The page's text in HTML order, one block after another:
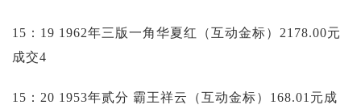
15：19 1962年三版一角华夏红（互动金标）2178.00元
成交4
15：20 1953年贰分 霸王祥云（互动金标）168.01元成